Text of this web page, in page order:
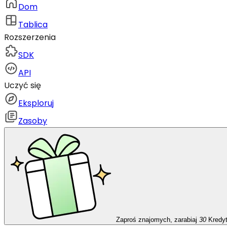
Dom
Tablica
Rozszerzenia
SDK
API
Uczyć się
Eksploruj
Zasoby
Zaproś znajomych, zarabiaj 30